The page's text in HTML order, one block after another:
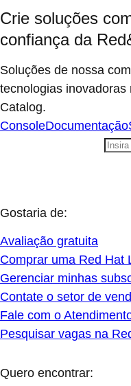
Crie soluções
confiança da
Soluções de nossa
tecnologias
Catalog.
ConsoleDocumentação
Gostaria de:
Avaliação gratuita
Comprar uma Red Hat
Gerenciar minhas
Contate o setor de
Fale com o
Pesquisar vagas na
Quero encontrar: